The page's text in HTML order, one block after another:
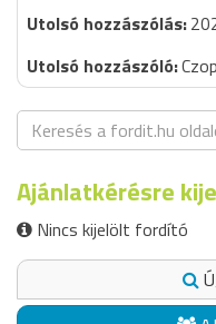
Ajánlatkérésre
Nincs kijelölt fordító